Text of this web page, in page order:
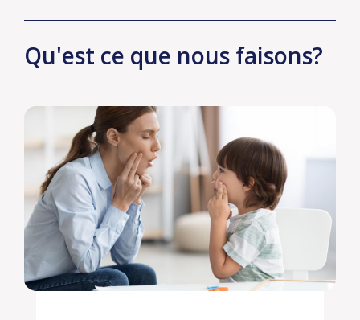
Qu'est ce que nous faisons?